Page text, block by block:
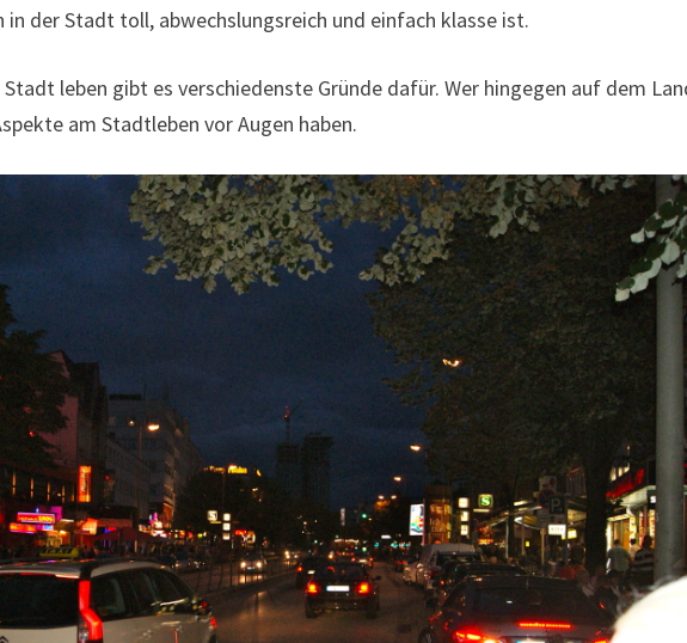
der Stadt toll, abwechslungsreich und einfach klasse ist.
leben gibt es verschiedenste Gründe dafür. Wer hingegen auf dem
am Stadtleben vor Augen haben.